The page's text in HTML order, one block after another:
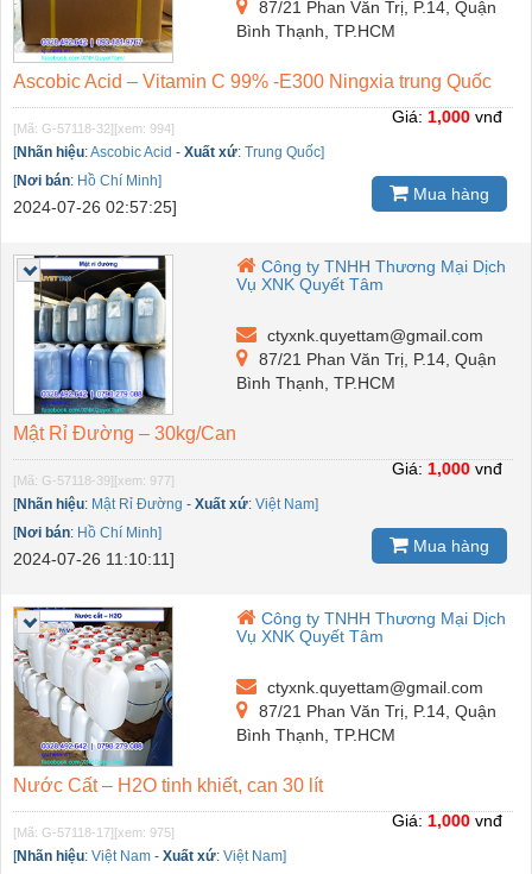
87/21 Phan Văn Trị, P.14, Quận
Bình Thạnh, TP.HCM
Ascobic Acid – Vitamin C 99% -E300 Ningxia trung Quốc
[Mã: G-57118-32][xem: 994]
[Nhãn hiệu:Ascobic Acid - Xuất xứ: Trung Quốc]
[Nơi bán: Hồ Chí Minh]
2024-07-26 02:57:25]
Giá: 1,000 vnđ
Mua hàng
Công ty TNHH Thương Mại Dịch
Vụ XNK Quyết Tâm
ctyxnk.quyettam@gmail.com
87/21 Phan Văn Trị, P.14, Quận
Bình Thạnh, TP.HCM
Mật Rỉ Đường – 30kg/Can
[Mã: G-57118-39][xem: 977]
[Nhãn hiệu: Mật Rỉ Đường - Xuất xứ: Việt Nam]
[Nơi bán: Hồ Chí Minh]
2024-07-26 11:10:11]
Giá: 1,000 vnđ
Mua hàng
Công ty TNHH Thương Mại Dịch
Vụ XNK Quyết Tâm
ctyxnk.quyettam@gmail.com
87/21 Phan Văn Trị, P.14, Quận
Bình Thạnh, TP.HCM
Nước Cất – H2O tinh khiết, can 30 lít
[Mã: G-57118-17][xem: 975]
[Nhãn hiệu: Việt Nam - Xuất xứ: Việt Nam]
Giá: 1,000 vnđ